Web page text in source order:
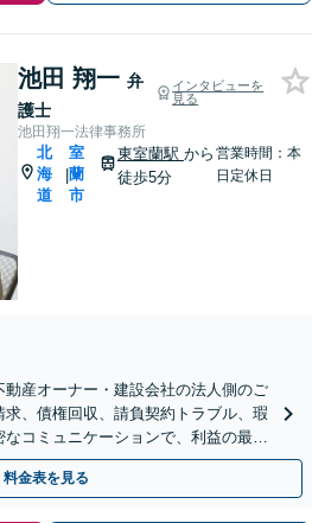
池田 翔一 弁
護士
インタビューを
見る
池田翔一法律事務所
北
海
道
|
室
蘭
市
東室蘭駅 から
徒歩5分
営業時間：本
日定休日
産オーナー・建設会社の法人側のご
、債権回収、請負契約トラブル、瑕
コミュニケーションで、利益の最大
相談可】【東室蘭駅5分】
料金表を見る